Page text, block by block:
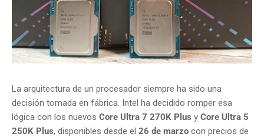
La arquitectura de un procesador siempre ha sido una
decisión tomada en fábrica. Intel ha decidido romper esa
lógica con los nuevos Core Ultra 7 270K Plus y Core Ultra 5
250K Plus, disponibles desde el 26 de marzo con precios de